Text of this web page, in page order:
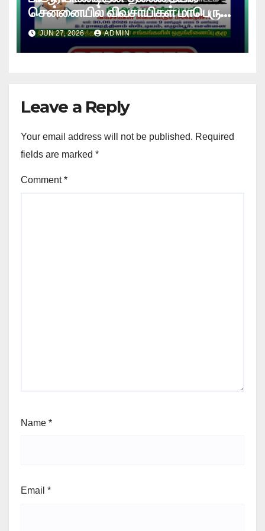
சென்னையில் விவசாயிகள் மாபெரும்
உண்ணாவிரத போராட்டம் !
JUN 27, 2026 ADMIN
Leave a Reply
Your email address will not be published. Required
fields are marked *
Comment*
Name *
Email *